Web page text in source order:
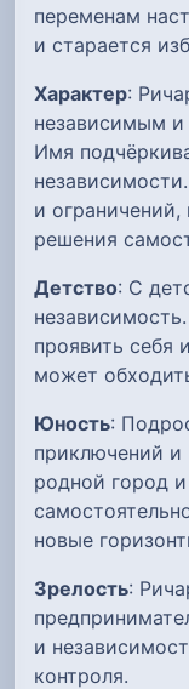
переменам
и старается
Характер:
независимым
Имя
и
решения
Детство: С
проявить себя
может
Юность:
приключений и
родной город
новые
Зрелость:
и
контроля.